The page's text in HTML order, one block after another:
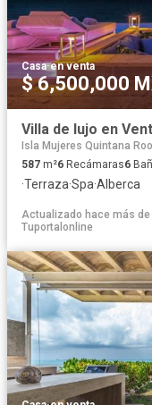
Casa·en venta
$ 6,500,000
Villa de lujo en
Isla Mujeres Quintana Roo
587 m²6 Recámaras6
·Terraza·Spa·Alberca
Actualizado hace más de
Tuportalonline